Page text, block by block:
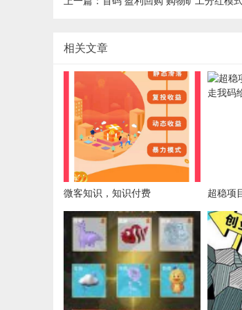
相关文章
微客知识，知识付费
超稳项
我码给